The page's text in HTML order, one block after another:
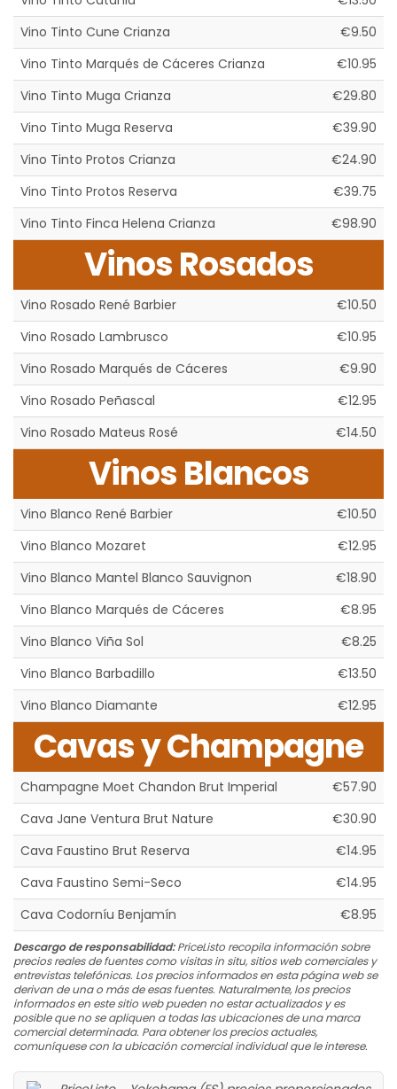
Vino Tinto Cune Crianza
€9.50
Vino Tinto Marqués de Cáceres Crianza
€10.95
Vino Tinto Muga Crianza
€29.80
Vino Tinto Muga Reserva
€39.90
Vino Tinto Protos Crianza
€24.90
Vino Tinto Protos Reserva
€39.75
Vino Tinto Finca Helena Crianza
€98.90
Vinos Rosados
Vino Rosado René Barbier
€10.50
Vino Rosado Lambrusco
€10.95
Vino Rosado Marqués de Cáceres
€9.90
Vino Rosado Peñascal
€12.95
Vino Rosado Mateus Rosé
€14.50
Vinos Blancos
Vino Blanco René Barbier
€10.50
Vino Blanco Mozaret
€12.95
Vino Blanco Mantel Blanco Sauvignon
€18.90
Vino Blanco Marqués de Cáceres
€8.95
Vino Blanco Viña Sol
€8.25
Vino Blanco Barbadillo
€13.50
Vino Blanco Diamante
€12.95
Cavas y Champagne
Champagne Moet Chandon Brut Imperial
€57.90
Cava Jane Ventura Brut Nature
€30.90
Cava Faustino Brut Reserva
€14.95
Cava Faustino Semi-Seco
€14.95
Cava Codorníu Benjamín
€8.95
Descargo de responsabilidad:PriceListo recopila información sobre
precios reales de fuentes como visitas in situ, sitios web comerciales y
entrevistas telefónicas. Los precios informados en esta página web se
derivan de una o más de esas fuentes. Naturalmente, los precios
informados en este sitio web pueden no estar actualizados y es
posible que no se apliquen a todas las ubicaciones de una marca
comercial determinada. Para obtener los precios actuales,
comuníquese con la ubicación comercial individual que le interese.